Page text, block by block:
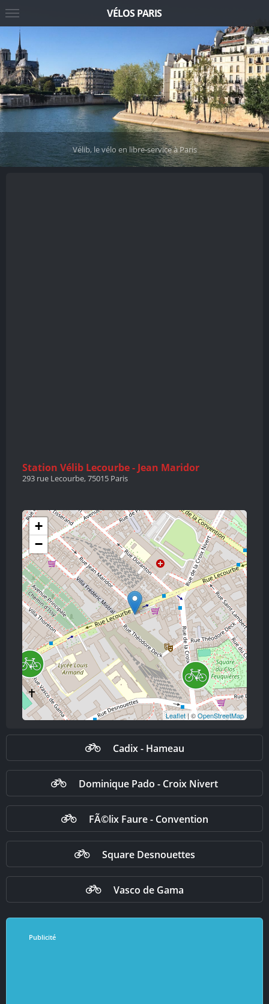
Vélib, le vélo en libre-service à Paris
Station Vélib Lecourbe - Jean Maridor
293 rue Lecourbe, 75015 Paris
+
−
Leaflet| ©OpenStreetMap
Cadix - Hameau
Dominique Pado - Croix Nivert
FÃ©lix Faure - Convention
Square Desnouettes
Vasco de Gama
Publicité
VÉLOS PARIS